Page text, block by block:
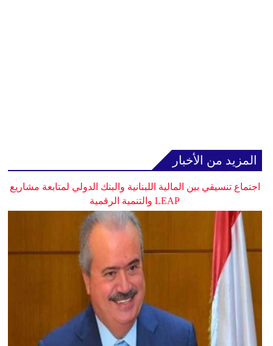
المزيد من الأخبار
اجتماع تنسيقي بين المالية اللبنانية والبنك الدولي لمتابعة مشاريع
LEAP والتنمية الرقمية